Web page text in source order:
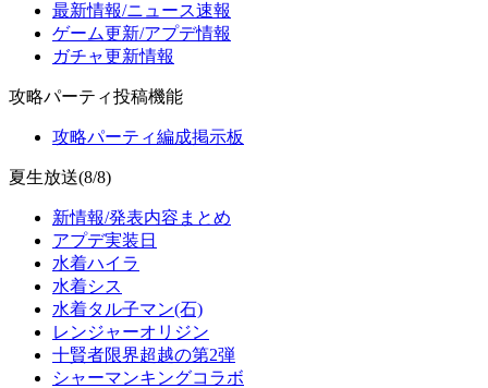
最新情報/ニュース速報
ゲーム更新/アプデ情報
ガチャ更新情報
攻略パーティ投稿機能
攻略パーティ編成掲示板
夏生放送(8/8)
新情報/発表内容まとめ
アプデ実装日
水着ハイラ
水着シス
水着タル子マン(石)
レンジャーオリジン
十賢者限界超越の第2弾
シャーマンキングコラボ